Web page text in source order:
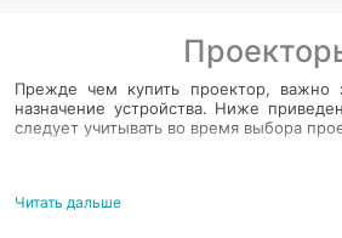
Прежде чем купить проектор, важно
назначение устройства. Ниже
следует учитывать во время выбора
Это поможет пользователю сузить
Читать дальше